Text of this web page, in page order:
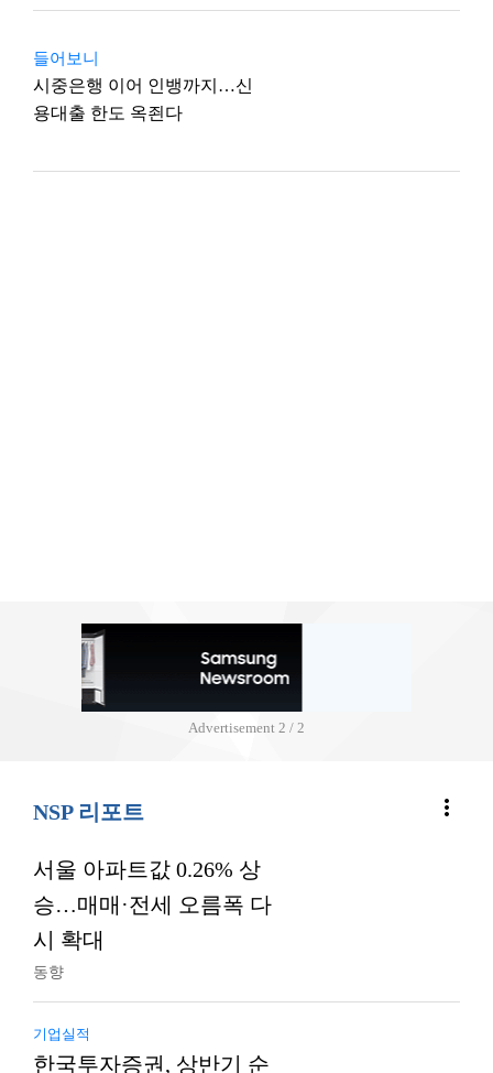
들어보니
시중은행 이어 인뱅까지…신
용대출 한도 옥죈다
Advertisement 2 / 2
NSP 리포트 more_vert
서울 아파트값 0.26% 상
승…매매·전세 오름폭 다
시 확대
동향
기업실적
한국투자증권, 상반기 순